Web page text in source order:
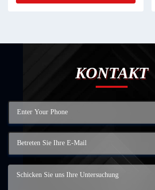
KONTAKT